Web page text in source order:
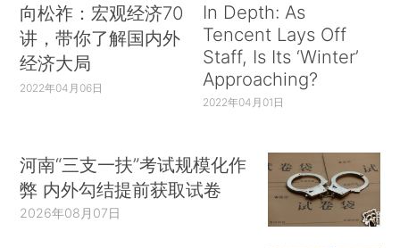
向松祚：宏观经济70
讲，带你了解国内外
经济大局
2022年04月06日
In Depth: As
Tencent Lays Off
Staff, Is Its ‘Winter’
Approaching?
2022年04月01日
河南“三支一扶”考试规模化作
弊 内外勾结提前获取试卷
2026年08月07日